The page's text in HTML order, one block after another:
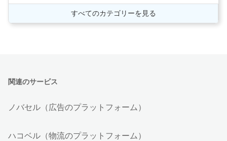
すべてのカテゴリーを見る
関連のサービス
ノバセル（広告のプラットフォーム）
ハコベル（物流のプラットフォーム）